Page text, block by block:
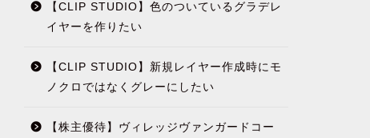
【CLIP STUDIO】色のついているグラデレ
イヤーを作りたい
【CLIP STUDIO】新規レイヤー作成時にモ
ノクロではなくグレーにしたい
【株主優待】ヴィレッジヴァンガードコー